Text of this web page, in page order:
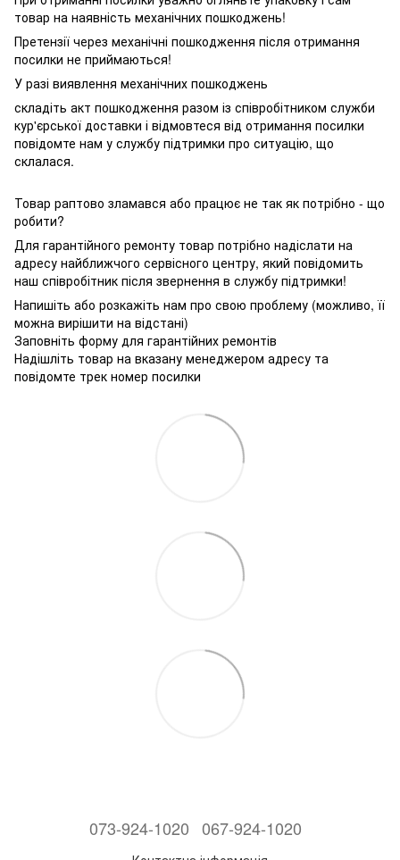
товар на наявність механічних пошкоджень!
Претензії через механічні пошкодження після отримання
посилки не приймаються!
У разі виявлення механічних пошкоджень
складіть акт пошкодження разом із співробітником служби
кур'єрської доставки і відмовтеся від отримання посилки
повідомте нам у службу підтримки про ситуацію, що
склалася.
Товар раптово зламався або працює не так як потрібно - що
робити?
Для гарантійного ремонту товар потрібно надіслати на
адресу найближчого сервісного центру, який повідомить
наш співробітник після звернення в службу підтримки!
Напишіть або розкажіть нам про свою проблему (можливо, її
можна вирішити на відстані)
Заповніть форму для гарантійних ремонтів
Надішліть товар на вказану менеджером адресу та
повідомте трек номер посилки
073-924-1020 067-924-1020